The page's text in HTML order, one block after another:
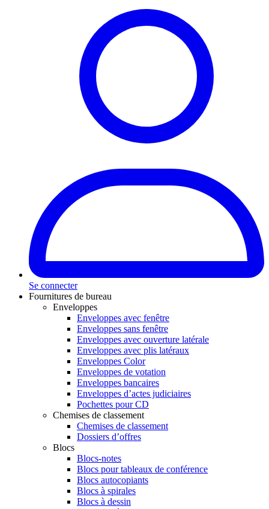
Se connecter
Fournitures de bureau
Enveloppes
Enveloppes avec fenêtre
Enveloppes sans fenêtre
Enveloppes avec ouverture latérale
Enveloppes avec plis latéraux
Enveloppes Color
Enveloppes de votation
Enveloppes bancaires
Enveloppes d’actes judiciaires
Pochettes pour CD
Chemises de classement
Chemises de classement
Dossiers d’offres
Blocs
Blocs-notes
Blocs pour tableaux de conférence
Blocs autocopiants
Blocs à spirales
Blocs à dessin